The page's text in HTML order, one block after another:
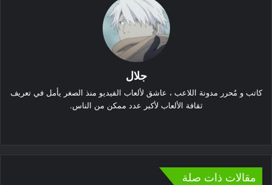
جلال
كاتب و مُحرر مدونة اللاعب ، عاشق لألعاب الفيديو منذ الصغر يأمل في تعريف
ثقافة الألعاب لأكبر عدد ممكن من الناس.
مقالات ذات صلة